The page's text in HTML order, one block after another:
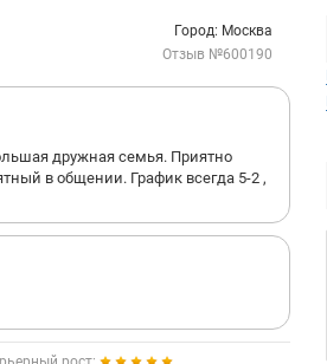
Город: Москва
Отзыв №600190
дружная семья. Приятно
в общении. График всегда 5-2 ,